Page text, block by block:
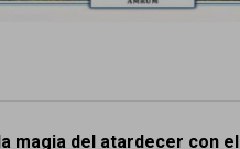
magia del atardecer con el